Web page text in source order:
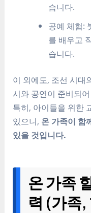
습니다.
공예 체험:
를 배우고
습니다.
이 외에도, 조선 시대
시와 공연이 준비되
특히, 아이들을 위한
있으니, 온 가족이 함
있을 것입니다.
온 가족
력 (가족,